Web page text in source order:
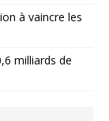
à vaincre les
milliards de